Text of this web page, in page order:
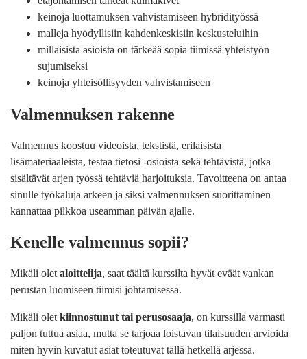
keinoja luottamuksen vahvistamiseen hybridityössä
malleja hyödyllisiin kahdenkeskisiin keskusteluihin
millaisista asioista on tärkeää sopia tiimissä yhteistyön
sujumiseksi
keinoja yhteisöllisyyden vahvistamiseen
Valmennuksen rakenne
Valmennus koostuu videoista, tekstistä, erilaisista
lisämateriaaleista, testaa tietosi -osioista sekä tehtävistä, jotka
sisältävät arjen työssä tehtäviä harjoituksia. Tavoitteena on antaa
sinulle työkaluja arkeen ja siksi valmennuksen suorittaminen
kannattaa pilkkoa useamman päivän ajalle.
Kenelle valmennus sopii?
Mikäli olet aloittelija, saat täältä kurssilta hyvät eväät vankan
perustan luomiseen tiimisi johtamisessa.
Mikäli olet kiinnostunut tai perusosaaja, on kurssilla varmasti
paljon tuttua asiaa, mutta se tarjoaa loistavan tilaisuuden arvioida
miten hyvin kuvatut asiat toteutuvat tällä hetkellä arjessa.